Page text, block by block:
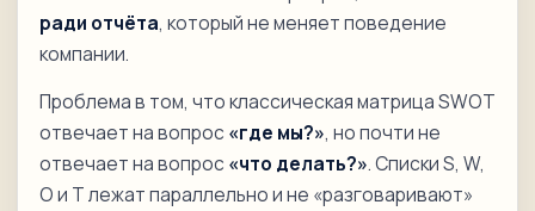
ради отчёта, который не меняет поведение
компании.
Проблема в том, что классическая матрица SWOT
отвечает на вопрос «где мы?», но почти не
отвечает на вопрос «что делать?». Списки S, W,
O и T лежат параллельно и не «разговаривают»